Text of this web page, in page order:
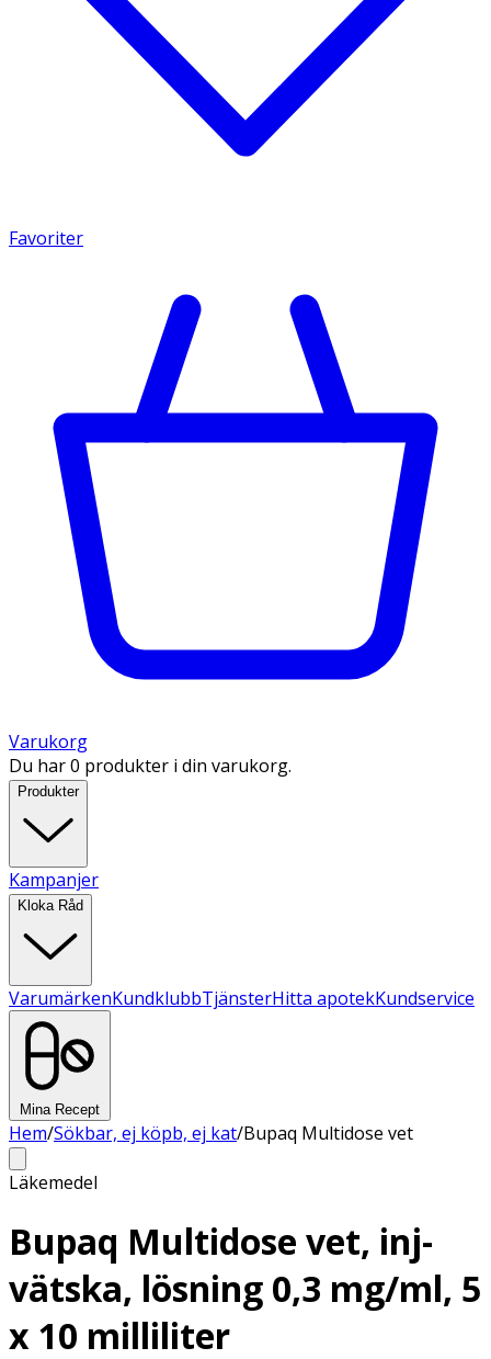
Favoriter
Varukorg
Du har 0 produkter i din varukorg.
Produkter
Kampanjer
Kloka Råd
VarumärkenKundklubbTjänsterHitta apotekKundservice
Mina Recept
Hem/Sökbar, ej köpb, ej kat/Bupaq Multidose vet
Läkemedel
Bupaq Multidose vet, inj-
vätska, lösning 0,3 mg/ml, 5
x 10 milliliter